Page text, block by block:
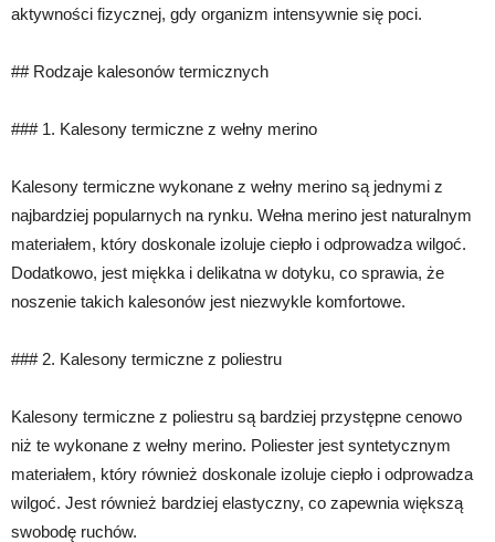
aktywności fizycznej, gdy organizm intensywnie się poci.
## Rodzaje kalesonów termicznych
### 1. Kalesony termiczne z wełny merino
Kalesony termiczne wykonane z wełny merino są jednymi z
najbardziej popularnych na rynku. Wełna merino jest naturalnym
materiałem, który doskonale izoluje ciepło i odprowadza wilgoć.
Dodatkowo, jest miękka i delikatna w dotyku, co sprawia, że
noszenie takich kalesonów jest niezwykle komfortowe.
### 2. Kalesony termiczne z poliestru
Kalesony termiczne z poliestru są bardziej przystępne cenowo
niż te wykonane z wełny merino. Poliester jest syntetycznym
materiałem, który również doskonale izoluje ciepło i odprowadza
wilgoć. Jest również bardziej elastyczny, co zapewnia większą
swobodę ruchów.